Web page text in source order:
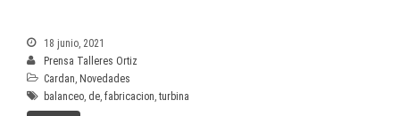
18 junio, 2021
Prensa Talleres Ortiz
Cardan Novedades
balanceo de fabricacion turbina